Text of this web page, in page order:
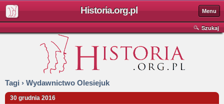
Historia.org.pl Menu
Szukaj
Tagi › Wydawnictwo Olesiejuk
30 grudnia 2016